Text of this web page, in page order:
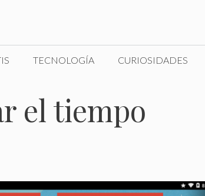
TECNOLOGÍA CURIOSIDADES
el tiempo